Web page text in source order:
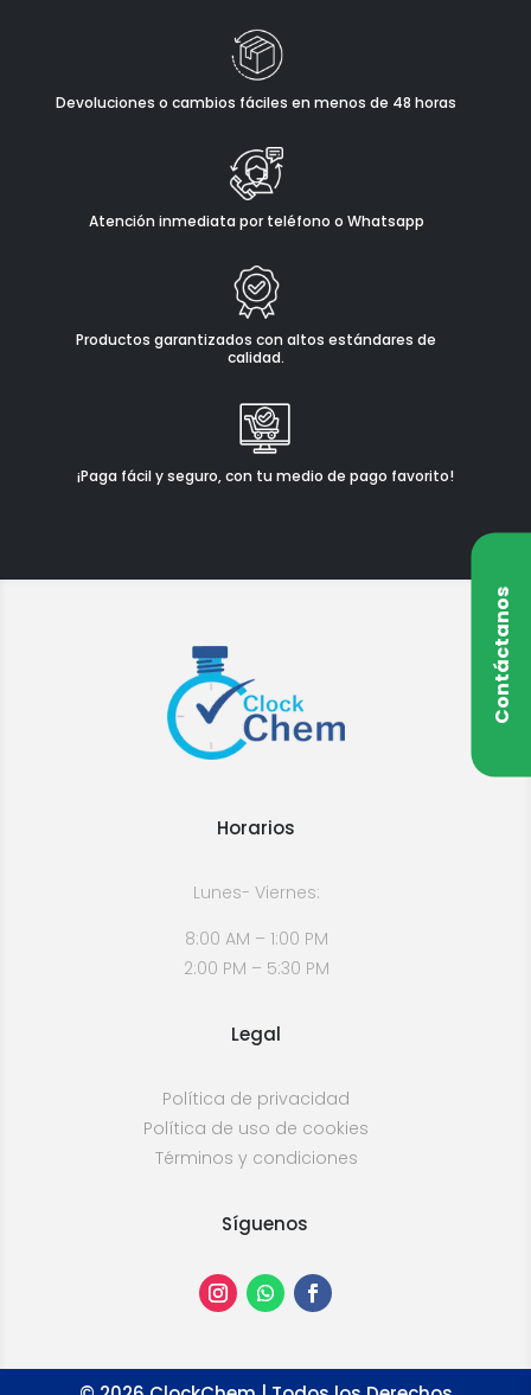
Devoluciones o cambios fáciles en menos de 48 horas
Atención inmediata por teléfono o Whatsapp
Productos garantizados con altos estándares de
calidad.
¡Paga fácil y seguro, con tu medio de pago favorito!
Contáctanos
Horarios
Lunes- Viernes:
8:00 AM – 1:00 PM
2:00 PM – 5:30 PM
Legal
Política de privacidad
Política de uso de cookies
Términos y condiciones
Síguenos